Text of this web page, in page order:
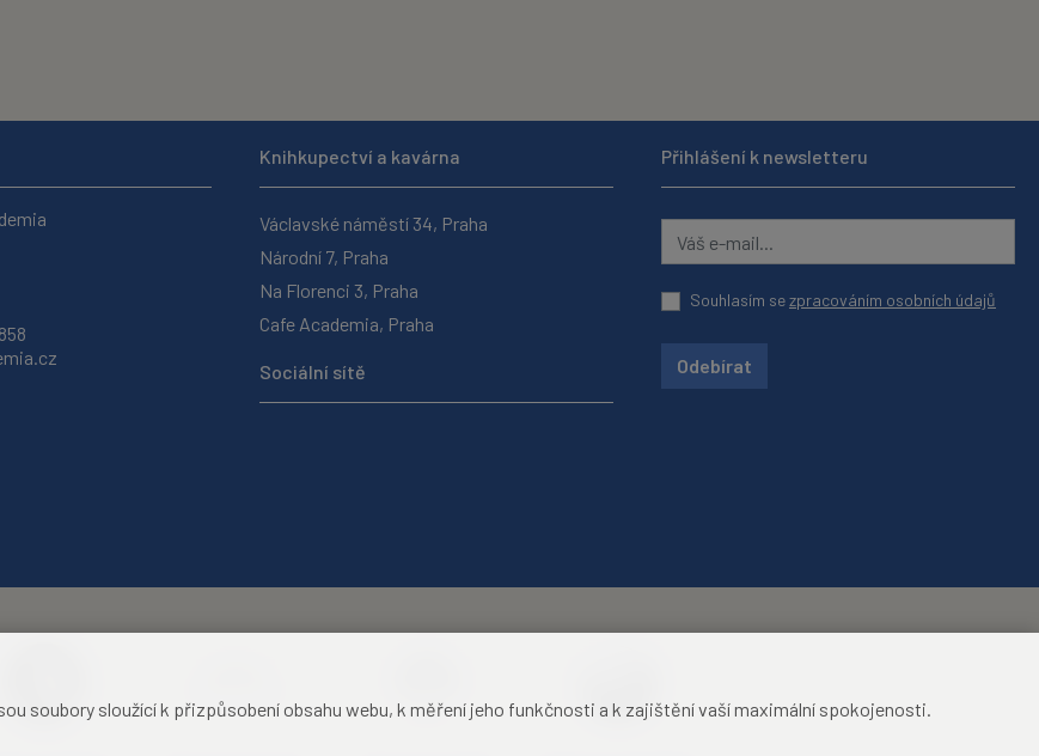
Knihkupectví a kavárna
Václavské náměstí 34, Praha
Národní 7, Praha
Na Florenci 3, Praha
Cafe Academia, Praha
Sociální sítě
Přihlášení k newsletteru
Souhlasím sezpracováním osobních údajů
Odebírat
soubory sloužící k přizpůsobení obsahu webu, k měření jeho funkčnosti a k zajištění vaší maximální spokojenosti.